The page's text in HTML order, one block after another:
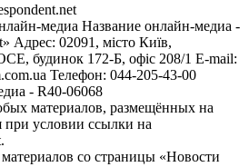
медиа Название онлайн-медиа -
Адрес: 02091, місто Київ,
будинок 172-Б, офіс 208/1 E-mail:
Телефон: 044-205-43-00
- R40-06068
материалов, размещённых на
при условии ссылки на
со страницы «Новости